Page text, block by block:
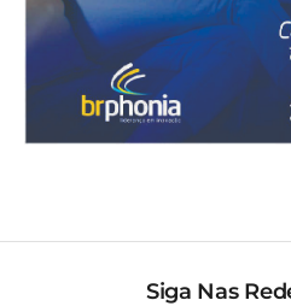
Siga Nas